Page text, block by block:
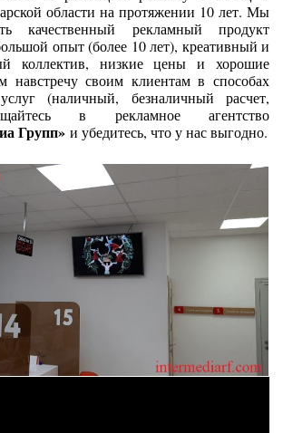
области на протяжении 10 лет. Мы
качественный рекламный продукт
опыт (более 10 лет), креативный и
коллектив, низкие цены и хорошие
своим клиентам в способах
(наличный, безналичный расчет,
в рекламное агентство
Групп» и убедитесь, что у нас выгодно.